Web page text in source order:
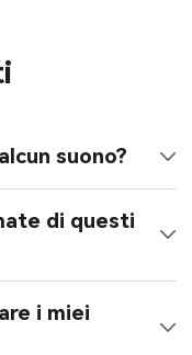
suono?
di questi
i miei